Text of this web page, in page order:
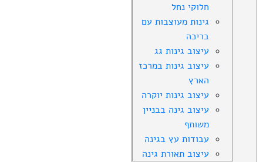
חלוקי נחל
גינות מעוצבות עם
בריכה
עיצוב גינות גג
עיצוב גינות במרכז
הארץ
עיצוב גינות יוקרה
עיצוב גינה בבניין
משותף
עבודות עץ בגינה
עיצוב תאורת גינה